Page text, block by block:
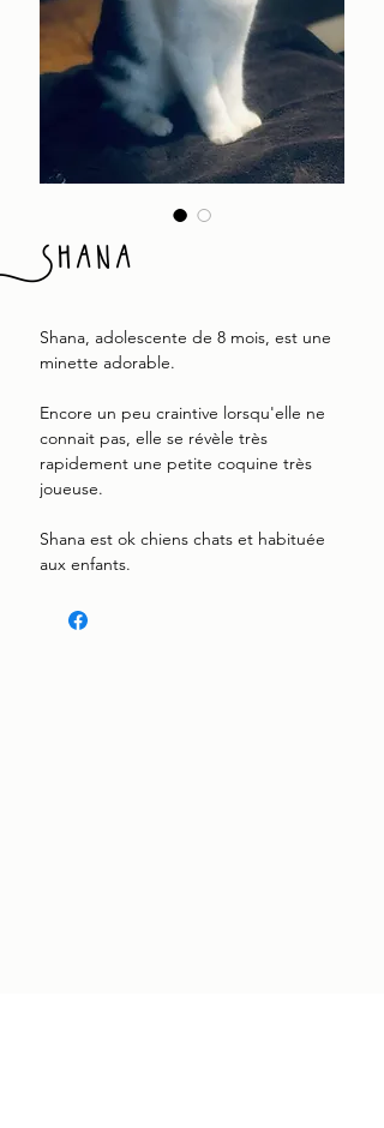
Shana
Shana, adolescente de 8 mois, est une
minette adorable.
Encore un peu craintive lorsqu'elle ne
connait pas, elle se révèle très
rapidement une petite coquine très
joueuse.
Shana est ok chiens chats et habituée
aux enfants.